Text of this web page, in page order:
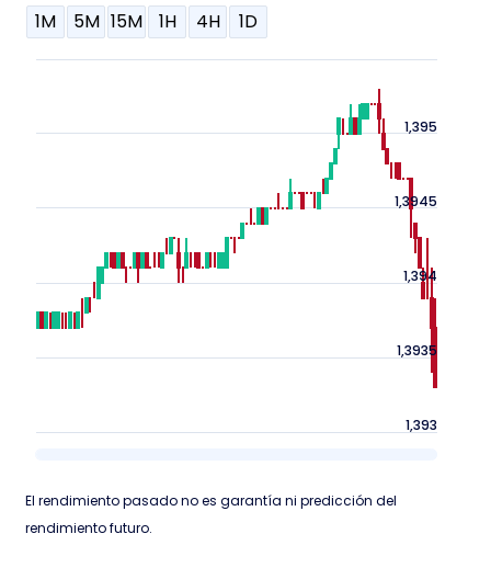
1M 5M 15M 1H 4H 1D
1,393
1,3935
1,394
1,3945
1,395
El rendimiento pasado no es garantía ni predicción del
rendimiento futuro.